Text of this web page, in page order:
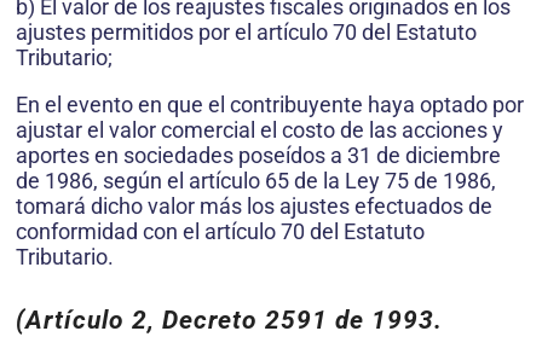
b) El valor de los reajustes fiscales originados en los
ajustes permitidos por el artículo 70 del Estatuto
Tributario;
En el evento en que el contribuyente haya optado por
ajustar el valor comercial el costo de las acciones y
aportes en sociedades poseídos a 31 de diciembre
de 1986, según el artículo 65 de la Ley 75 de 1986,
tomará dicho valor más los ajustes efectuados de
conformidad con el artículo 70 del Estatuto
Tributario.
(Artículo 2, Decreto 2591 de 1993.